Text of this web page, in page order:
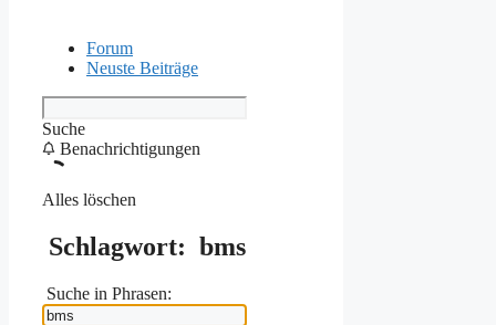
Forum
Neuste Beiträge
Suche
Benachrichtigungen
Alles löschen
Schlagwort: bms
Suche in Phrasen: